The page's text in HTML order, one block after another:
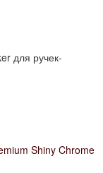
для ручек-